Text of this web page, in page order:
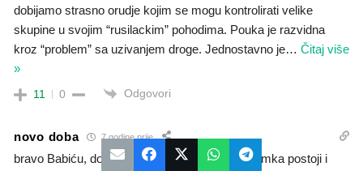
dobijamo strasno orudje kojim se mogu kontrolirati velike
skupine u svojim “rusilackim” pohodima. Pouka je razvidna
kroz “problem” sa uzivanjem droge. Jednostavno je… Čitaj više
»
11 0 Odgovori
novo doba 7 godine prije
bravo Babiću, dovoljan je i naslov! Ali jedna iznimka postoji i